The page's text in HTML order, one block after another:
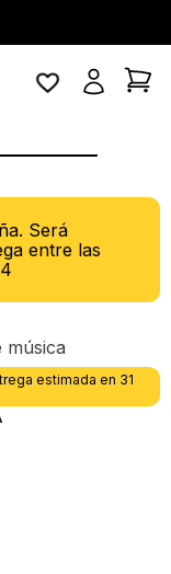
Será
entre las
música
estimada en 31